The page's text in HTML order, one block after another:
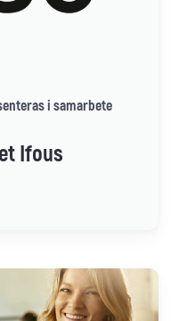
i samarbete
Ifous